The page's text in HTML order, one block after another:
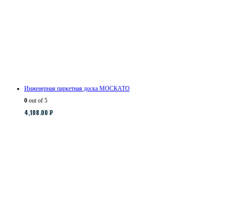
Инженерная паркетная доска МОСКАТО
0 out of 5
4,108.00 ₽